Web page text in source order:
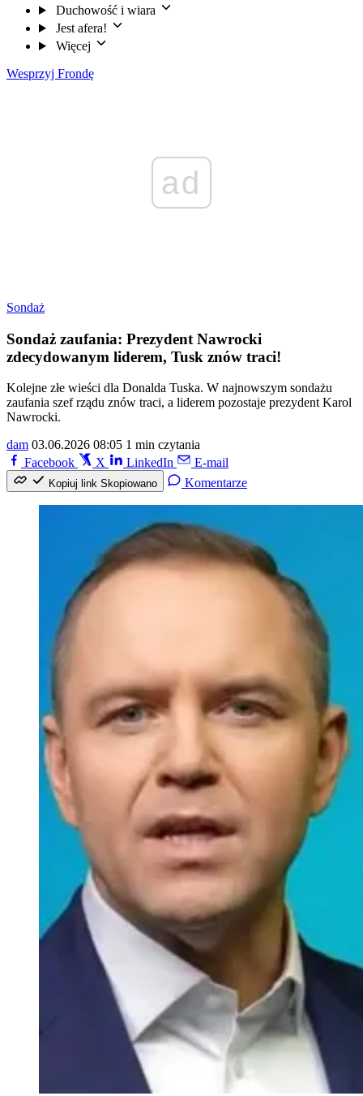
Duchowość i wiara
Jest afera!
Więcej
Wesprzyj Frondę
ad
Sondaż
Sondaż zaufania: Prezydent Nawrocki
zdecydowanym liderem, Tusk znów traci!
Kolejne złe wieści dla Donalda Tuska. W najnowszym sondażu
zaufania szef rządu znów traci, a liderem pozostaje prezydent Karol
Nawrocki.
dam 03.06.2026 08:05 1 min czytania
Facebook
X LinkedIn E-mail
Kopiuj link Skopiowano Komentarze